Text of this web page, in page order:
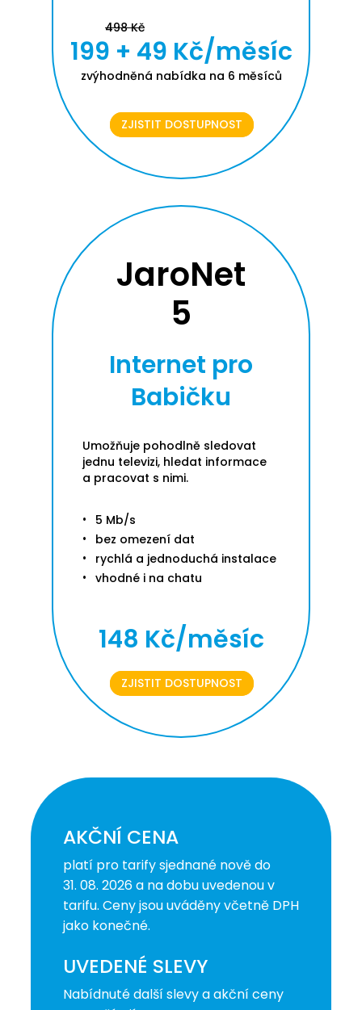
498 Kč
199 + 49 Kč/měsíc
zvýhodněná nabídka na 6 měsíců
ZJISTIT DOSTUPNOST
JaroNet
5
Internet pro
Babičku
Umožňuje pohodlně sledovat
jednu televizi, hledat informace
a pracovat s nimi.
5 Mb/s
bez omezení dat
rychlá a jednoduchá instalace
vhodné i na chatu
148 Kč/měsíc
ZJISTIT DOSTUPNOST
AKČNÍ CENA
platí pro tarify sjednané nově do
31. 08. 2026 a na dobu uvedenou v
tarifu. Ceny jsou uváděny včetně DPH
jako konečné.
UVEDENÉ SLEVY
Nabídnuté další slevy a akční ceny